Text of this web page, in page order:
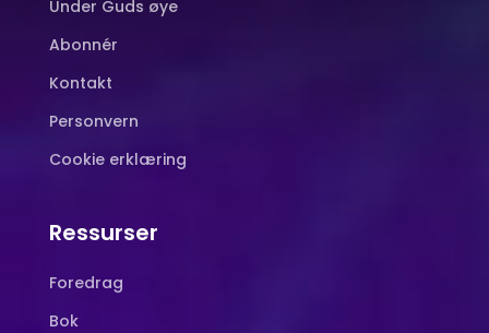
Under Guds øye
Abonnér
Kontakt
Personvern
Cookie erklæring
Ressurser
Foredrag
Bok